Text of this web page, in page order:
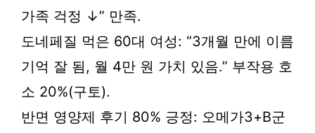
가족 걱정 ↓” 만족.
도네페질 먹은 60대 여성: “3개월 만에 이름
기억 잘 됨, 월 4만 원 가치 있음.” 부작용 호
소 20%(구토).
반면 영양제 후기 80% 긍정: 오메가3+B군